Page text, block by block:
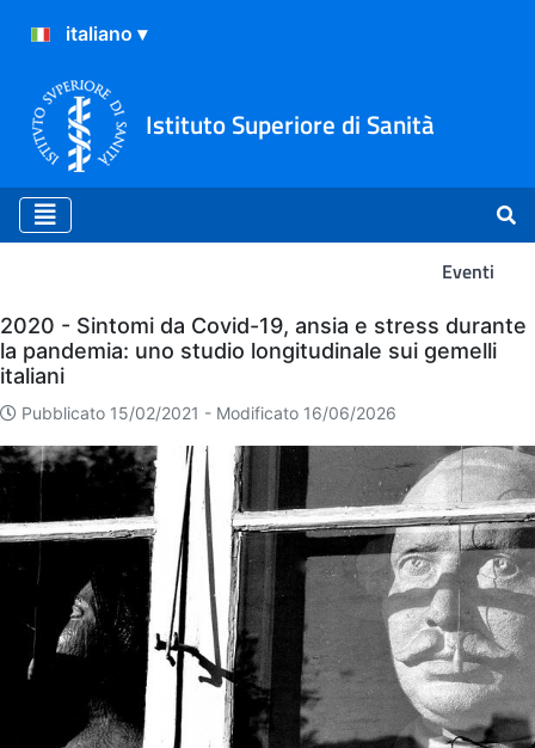
Istituto Superiore di Sanità
Eventi
Eventi
2020 - Sintomi da Covid-19, ansia e stress durante
la pandemia: uno studio longitudinale sui gemelli
italiani
Pubblicato 15/02/2021 - Modificato 16/06/2026